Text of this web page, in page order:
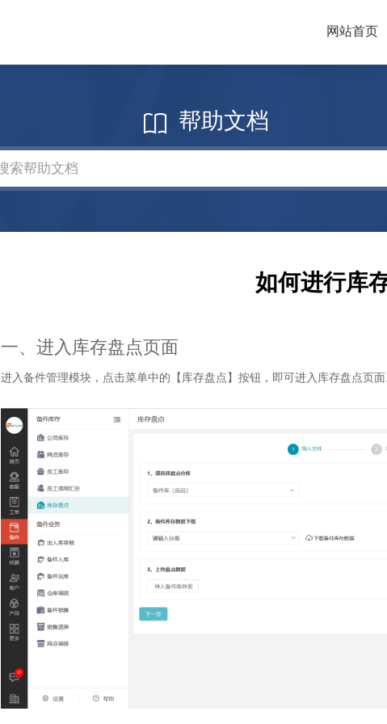
网站首页
帮助文档
如何进行库
一、进入库存盘点页面
进入备件管理模块，点击菜单中的【库存盘点】按钮，即可进入库存盘点页